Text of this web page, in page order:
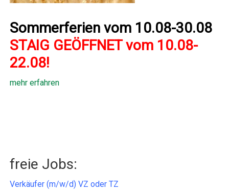
Sommerferien vom 10.08-30.08
STAIG GEÖFFNET vom 10.08-
22.08!
mehr erfahren
freie Jobs:
Verkäufer (m/w/d) VZ oder TZ